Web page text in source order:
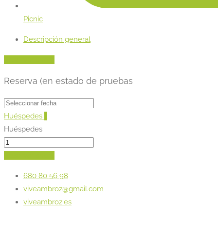
Picnic
Descripción general
Reserva (en estado de pruebas
Huéspedes
Huéspedes
680 80 56 98
viveambroz@gmail.com
viveambroz.es